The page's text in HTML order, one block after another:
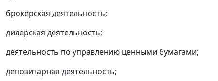
брокерская деятельность;
дилерская деятельность;
деятельность по управлению ценными бумагами;
депозитарная деятельность;